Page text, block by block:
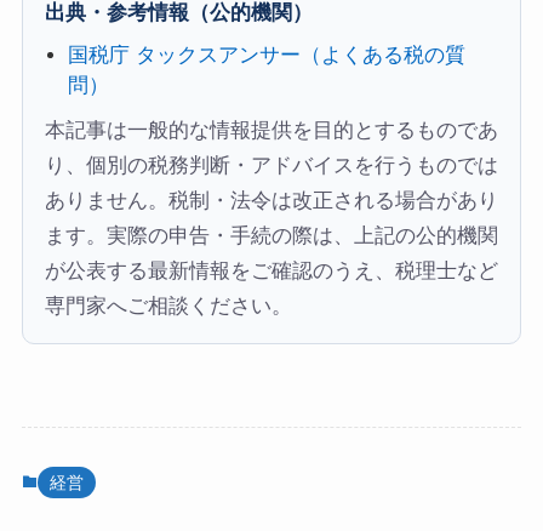
出典・参考情報（公的機関）
国税庁 タックスアンサー（よくある税の質
問）
本記事は一般的な情報提供を目的とするものであ
り、個別の税務判断・アドバイスを行うものでは
ありません。税制・法令は改正される場合があり
ます。実際の申告・手続の際は、上記の公的機関
が公表する最新情報をご確認のうえ、税理士など
専門家へご相談ください。
経営